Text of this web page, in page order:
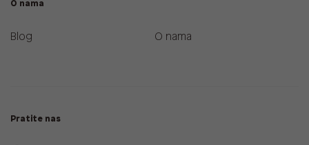
O nama
Blog O nama
Pratite nas